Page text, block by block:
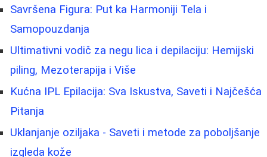
Savršena Figura: Put ka Harmoniji Tela i
Samopouzdanja
Ultimativni vodič za negu lica i depilaciju: Hemijski
piling, Mezoterapija i Više
Kućna IPL Epilacija: Sva Iskustva, Saveti i Najčešća
Pitanja
Uklanjanje oziljaka - Saveti i metode za poboljšanje
izgleda kože